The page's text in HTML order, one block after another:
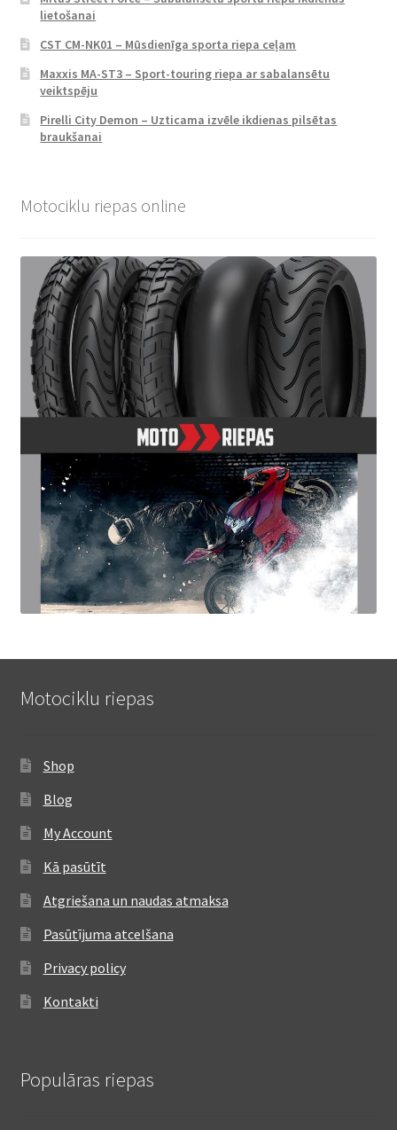
lietošanai
CST CM-NK01 – Mūsdienīga sporta riepa ceļam
Maxxis MA-ST3 – Sport-touring riepa ar sabalansētu
veiktspēju
Pirelli City Demon – Uzticama izvēle ikdienas pilsētas
braukšanai
Motociklu riepas online
Motociklu riepas
Shop
Blog
My Account
Kā pasūtīt
Atgriešana un naudas atmaksa
Pasūtījuma atcelšana
Privacy policy
Kontakti
Populāras riepas